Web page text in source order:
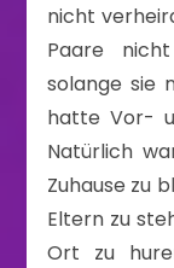
nicht
Paare
solange sie
hatte Vor-
Natürlich
Zuhause zu
Eltern zu
Ort zu